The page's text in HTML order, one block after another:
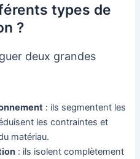
types de
?
deux grandes
: ils segmentent les
les contraintes et
matériau.
: ils isolent complètement